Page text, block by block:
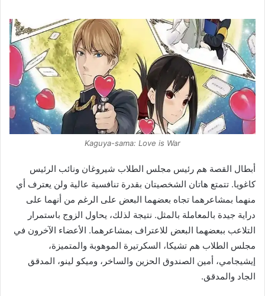
Kaguya-sama: Love is War
أبطال القصة هم رئيس مجلس الطلاب شيروغان ونائب الرئيس
كاغويا. تتمتع هاتان الشخصيتان بقدرة تنافسية عالية ولن يعترف أي
منهما بمشاعرهما تجاه بعضهما البعض على الرغم من أنهما على
دراية جيدة بالمعاملة بالمثل. نتيجة لذلك، يحاول ​​الزوج باستمرار
التلاعب ببعضهما البعض للاعتراف بمشاعرهما. الأعضاء الآخرون في
مجلس الطلاب هم تشيكا، السكرتيرة الموهوبة والمتميزة،
إيشيجامي، أمين الصندوق الحزين والساخر، وميكو لينو، المدقق
الجاد والمدقق.